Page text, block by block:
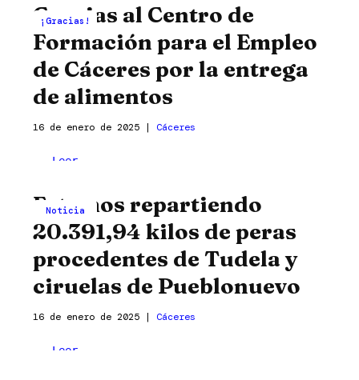
15.540
kilos
de
clementinas
procedentes
de
Lepe
¡Gracias!
Gracias al Centro de
Formación para el Empleo
de Cáceres por la entrega
de alimentos
16 de enero de 2025 | Cáceres
Gracias
Centro
de
Formación
para
Empleo
de
por
Leer
Noticia
Estamos repartiendo
20.391,94 kilos de peras
procedentes de Tudela y
ciruelas de Pueblonuevo
16 de enero de 2025 | Cáceres
Estamos
Leer